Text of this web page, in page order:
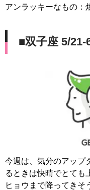
アンラッキーなもの：
■双子座 5/
今週は、気分のアップ
るときは快晴でとても
ヒョウまで降ってきそ